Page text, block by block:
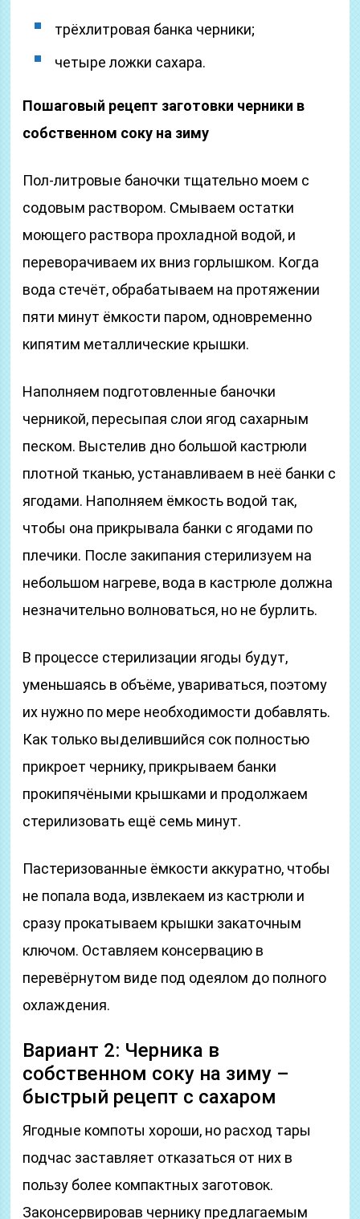
трёхлитровая банка черники;
четыре ложки сахара.
Пошаговый рецепт заготовки черники в
собственном соку на зиму
Пол-литровые баночки тщательно моем с
содовым раствором. Смываем остатки
моющего раствора прохладной водой, и
переворачиваем их вниз горлышком. Когда
вода стечёт, обрабатываем на протяжении
пяти минут ёмкости паром, одновременно
кипятим металлические крышки.
Наполняем подготовленные баночки
черникой, пересыпая слои ягод сахарным
песком. Выстелив дно большой кастрюли
плотной тканью, устанавливаем в неё банки с
ягодами. Наполняем ёмкость водой так,
чтобы она прикрывала банки с ягодами по
плечики. После закипания стерилизуем на
небольшом нагреве, вода в кастрюле должна
незначительно волноваться, но не бурлить.
В процессе стерилизации ягоды будут,
уменьшаясь в объёме, увариваться, поэтому
их нужно по мере необходимости добавлять.
Как только выделившийся сок полностью
прикроет чернику, прикрываем банки
прокипячёными крышками и продолжаем
стерилизовать ещё семь минут.
Пастеризованные ёмкости аккуратно, чтобы
не попала вода, извлекаем из кастрюли и
сразу прокатываем крышки закаточным
ключом. Оставляем консервацию в
перевёрнутом виде под одеялом до полного
охлаждения.
Вариант 2: Черника в
собственном соку на зиму –
быстрый рецепт с сахаром
Ягодные компоты хороши, но расход тары
подчас заставляет отказаться от них в
пользу более компактных заготовок.
Законсервировав чернику предлагаемым